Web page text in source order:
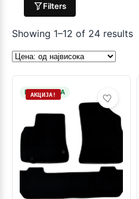
Filters
Showing 1–12 of 24 results
НА ЗАЛИХА
АКЦИЈА!